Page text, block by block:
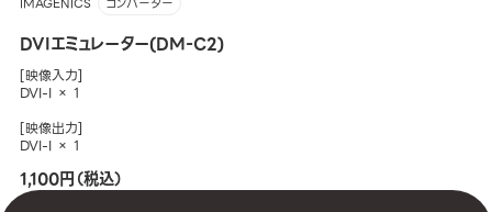
コンバーター
DVIエミュレーター(DM-C2)
[映像入力]
DVI-I × 1
[映像出力]
DVI-I × 1
1,100円（税込）